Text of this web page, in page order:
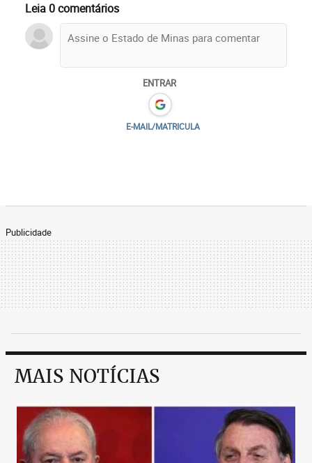
Leia 0 comentários
ENTRAR
E-MAIL/MATRICULA
Publicidade
MAIS NOTÍCIAS